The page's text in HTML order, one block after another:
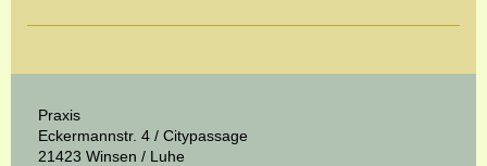
Praxis
Eckermannstr. 4 / Citypassage
21423 Winsen / Luhe